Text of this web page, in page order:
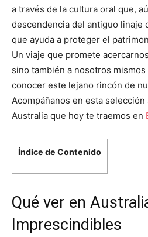
a través de la cultura oral que,
descendencia del antiguo linaje
que ayuda a proteger el
Un viaje que promete
sino también a nosotros
conocer este lejano rincón de
Acompáñanos en esta
Australia que hoy te traemos en
Índice de Contenido
Qué ver en
Imprescindibles